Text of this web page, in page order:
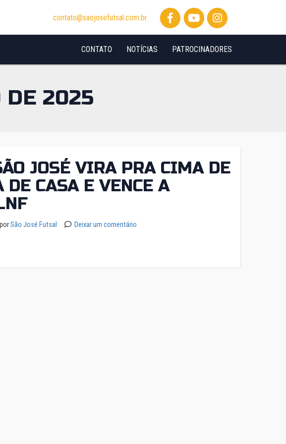
contato@saojosefutsal.com.br
PATROCINADORES
NOTÍCIAS
CONTATO
DE 2025
JOSÉ VIRA PRA CIMA DE
DE CASA E VENCE A
porSão José Futsal Deixar um comentário